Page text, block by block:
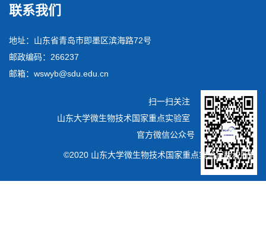
联系我们
地址：山东省青岛市即墨区滨海路72号
邮政编码：266237
邮箱：wswyb@sdu.edu.cn
扫一扫关注
山东大学微生物技术国家重点实验室
官方微信公众号
©2020 山东大学微生物技术国家重点实验室版权所有